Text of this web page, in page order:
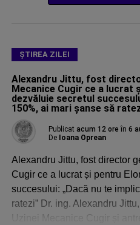
ŞTIREA ZILEI
Alexandru Jittu, fost
Mecanice Cugir ce a lucrat
dezvăluie secretul
150%, ai mari șanse să
Publicat acum 12 ore în 6
De Ioana Oprean
Alexandru Jittu, fost director
Cugir ce a lucrat și pentru
succesului: „Dacă nu te
ratezi” Dr. ing. Alexandru
Uzinei Mecanice Cugir și